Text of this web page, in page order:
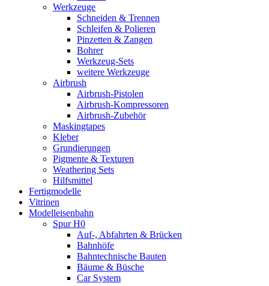
Werkzeuge
Schneiden & Trennen
Schleifen & Polieren
Pinzetten & Zangen
Bohrer
Werkzeug-Sets
weitere Werkzeuge
Airbrush
Airbrush-Pistolen
Airbrush-Kompressoren
Airbrush-Zubehör
Maskingtapes
Kleber
Grundierungen
Pigmente & Texturen
Weathering Sets
Hilfsmittel
Fertigmodelle
Vitrinen
Modelleisenbahn
Spur H0
Auf-, Abfahrten & Brücken
Bahnhöfe
Bahntechnische Bauten
Bäume & Büsche
Car System